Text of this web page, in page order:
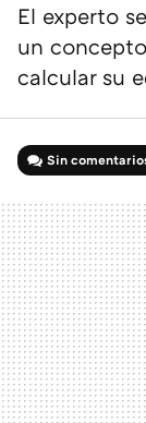
El experto
un
calcular su
Sin